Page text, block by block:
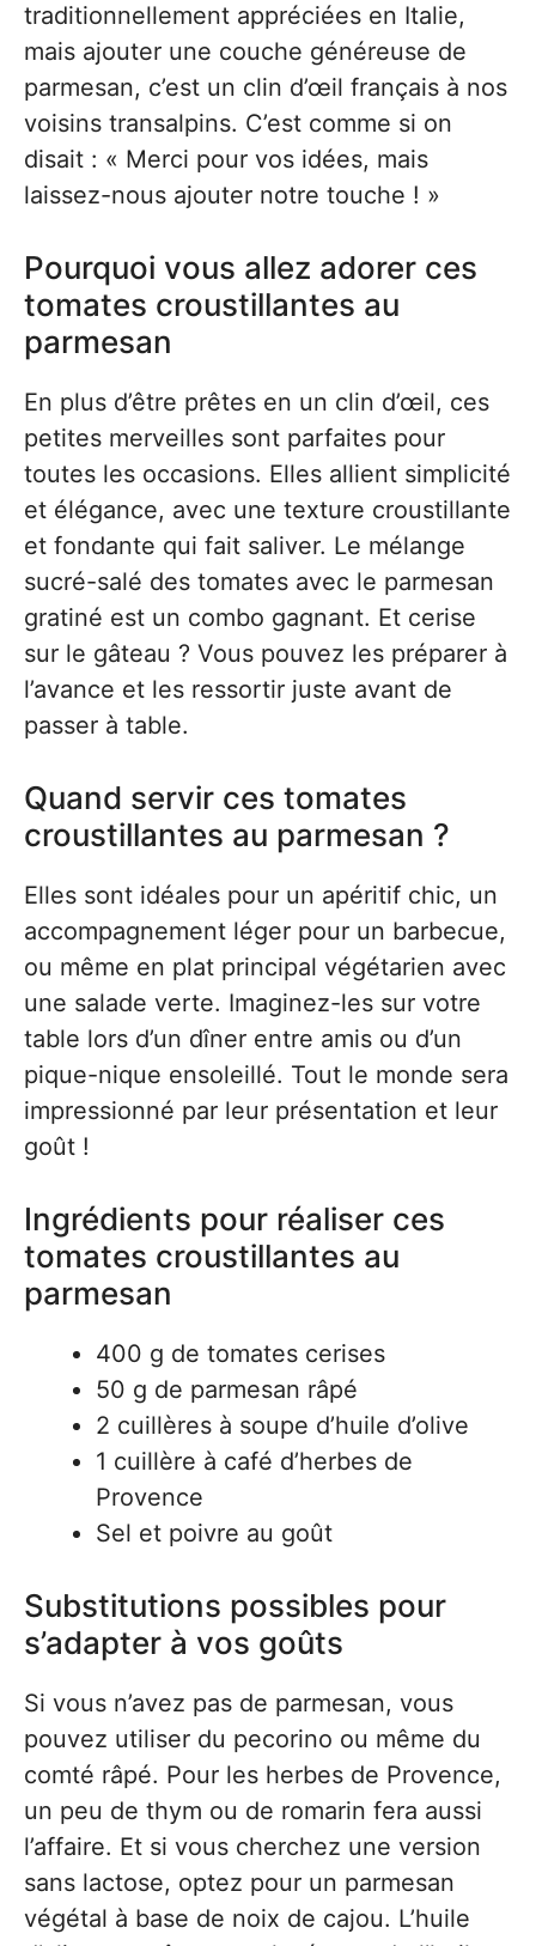
traditionnellement appréciées en Italie,
mais ajouter une couche généreuse de
parmesan, c’est un clin d’œil français à nos
voisins transalpins. C’est comme si on
disait : « Merci pour vos idées, mais
laissez-nous ajouter notre touche ! »
Pourquoi vous allez adorer ces
tomates croustillantes au
parmesan
En plus d’être prêtes en un clin d’œil, ces
petites merveilles sont parfaites pour
toutes les occasions. Elles allient simplicité
et élégance, avec une texture croustillante
et fondante qui fait saliver. Le mélange
sucré-salé des tomates avec le parmesan
gratiné est un combo gagnant. Et cerise
sur le gâteau ? Vous pouvez les préparer à
l’avance et les ressortir juste avant de
passer à table.
Quand servir ces tomates
croustillantes au parmesan ?
Elles sont idéales pour un apéritif chic, un
accompagnement léger pour un barbecue,
ou même en plat principal végétarien avec
une salade verte. Imaginez-les sur votre
table lors d’un dîner entre amis ou d’un
pique-nique ensoleillé. Tout le monde sera
impressionné par leur présentation et leur
goût !
Ingrédients pour réaliser ces
tomates croustillantes au
parmesan
400 g de tomates cerises
50 g de parmesan râpé
2 cuillères à soupe d’huile d’olive
1 cuillère à café d’herbes de
Provence
Sel et poivre au goût
Substitutions possibles pour
s’adapter à vos goûts
Si vous n’avez pas de parmesan, vous
pouvez utiliser du pecorino ou même du
comté râpé. Pour les herbes de Provence,
un peu de thym ou de romarin fera aussi
l’affaire. Et si vous cherchez une version
sans lactose, optez pour un parmesan
végétal à base de noix de cajou. L’huile